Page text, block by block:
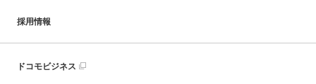
採用情報
ドコモビジネス